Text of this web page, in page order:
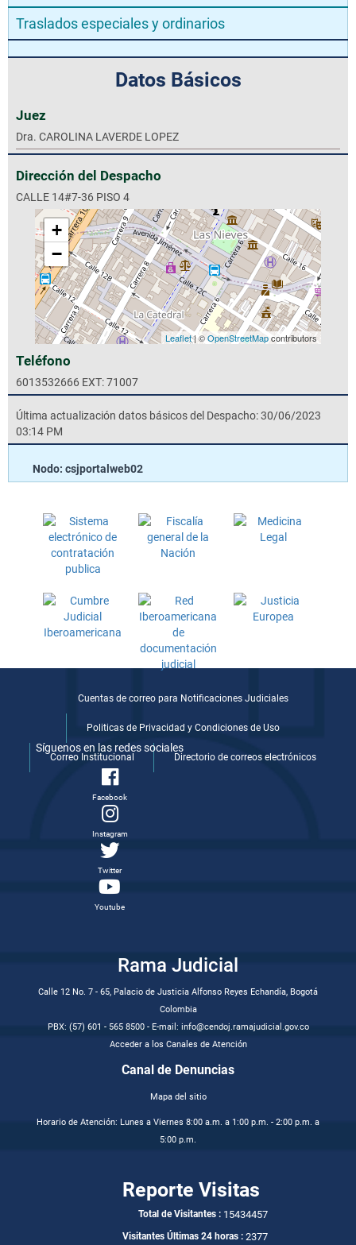
Traslados especiales y ordinarios
Datos Básicos
Juez
Dra. CAROLINA LAVERDE LOPEZ
Dirección del Despacho
CALLE 14#7-36 PISO 4
+
−
Leaflet| ©OpenStreetMapcontributors
Teléfono
6013532666 EXT: 71007
Última actualización datos básicos del Despacho: 30/06/2023
03:14 PM
Nodo: csjportalweb02
Cuentas de correo para Notificaciones Judiciales
Politicas de Privacidad y Condiciones de Uso
Correo Institucional Directorio de correos electrónicos
Síguenos en las redes sociales
Facebook
Instagram
Twitter
Youtube
Rama Judicial
Calle 12 No. 7 - 65, Palacio de Justicia Alfonso Reyes Echandía, Bogotá
Colombia
PBX: (57) 601 - 565 8500 - E-mail: info@cendoj.ramajudicial.gov.co
Acceder a los Canales de Atención
Canal de Denuncias
Mapa del sitio
Horario de Atención: Lunes a Viernes 8:00 a.m. a 1:00 p.m. - 2:00 p.m. a
5:00 p.m.
Reporte Visitas
Total de Visitantes : 15434457
Visitantes Últimas 24 horas : 2377